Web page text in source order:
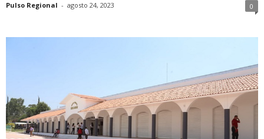
Pulso Regional - agosto 24, 2023 0